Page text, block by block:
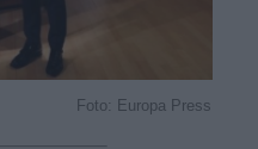
Foto: Europa Press